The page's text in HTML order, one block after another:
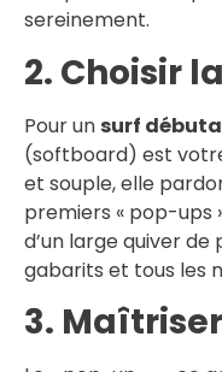
sereinement.
2. Choisir
Pour un surf
(softboard) est
et souple, elle
premiers « pop-ups
d’un large quiver
gabarits et tous les
3.